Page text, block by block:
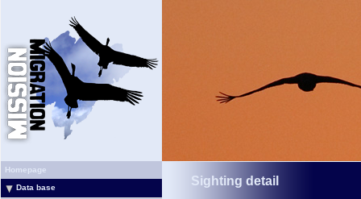
Homepage
Data base
Sighting detail